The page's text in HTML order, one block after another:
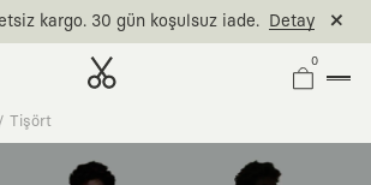
kargo. 30 gün koşulsuz iade. Detay
0
Tişört